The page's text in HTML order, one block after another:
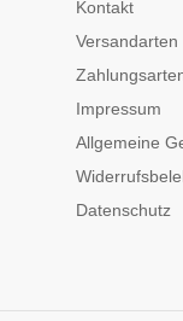
Kontakt
Versandarten
Impressum
Allgemeine
Datenschutz